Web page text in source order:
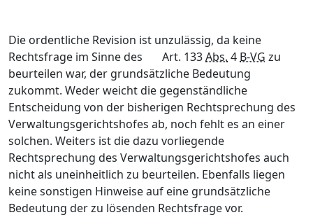
Die ordentliche Revision ist unzulässig, da keine
Rechtsfrage im Sinne des Art. 133Abs. 4 B-VG zu
beurteilen war, der grundsätzliche Bedeutung
zukommt. Weder weicht die gegenständliche
Entscheidung von der bisherigen Rechtsprechung des
Verwaltungsgerichtshofes ab, noch fehlt es an einer
solchen. Weiters ist die dazu vorliegende
Rechtsprechung des Verwaltungsgerichtshofes auch
nicht als uneinheitlich zu beurteilen. Ebenfalls liegen
keine sonstigen Hinweise auf eine grundsätzliche
Bedeutung der zu lösenden Rechtsfrage vor.